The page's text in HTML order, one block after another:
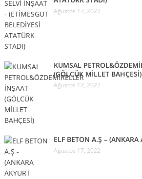
Ağustos 17, 2022
KUMSAL
(GÖLCÜK MİLLET BAHÇESİ)
Ağustos 17, 2022
ELF BETON A.Ş – (ANKARA
Ağustos 17, 2022